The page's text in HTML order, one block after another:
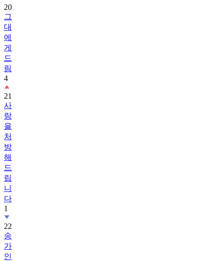
20
그
대
에
게
드
림
4
21
사
랑
을
처
방
해
드
립
니
다
1
22
송
가
인